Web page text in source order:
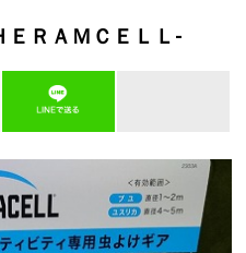
ＥＲＡＭＣＥＬＬ‐